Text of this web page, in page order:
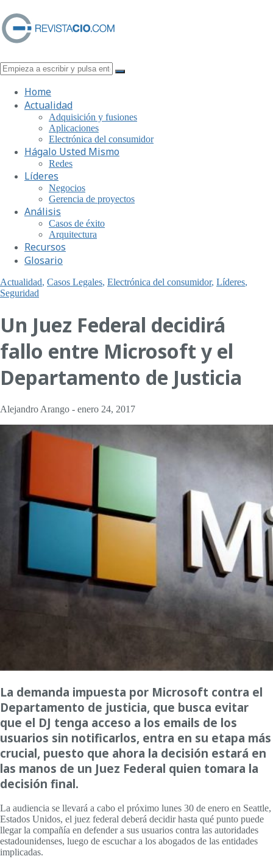
Home
Actualidad
Adquisición y fusiones
Aplicaciones
Electrónica del consumidor
Hágalo Usted Mismo
Redes
Líderes
Negocios
Gerencia de proyectos
Análisis
Casos de éxito
Arquitectura
Recursos
Glosario
Actualidad, Casos Legales, Electrónica del consumidor, Líderes,
Seguridad
Un Juez Federal decidirá
fallo entre Microsoft y el
Departamento de Justicia
Alejandro Arango - enero 24, 2017
La demanda impuesta por Microsoft contra el
Departamento de justicia, que busca evitar
que el DJ tenga acceso a los emails de los
usuarios sin notificarlos, entra en su etapa más
crucial, puesto que ahora la decisión estará en
las manos de un Juez Federal quien tomara la
decisión final.
La audiencia se llevará a cabo el próximo lunes 30 de enero en Seattle,
Estados Unidos, el juez federal deberá decidir hasta qué punto puede
llegar la compañía en defender a sus usuarios contra las autoridades
estadounidenses, luego de escuchar a los abogados de las entidades
implicadas.